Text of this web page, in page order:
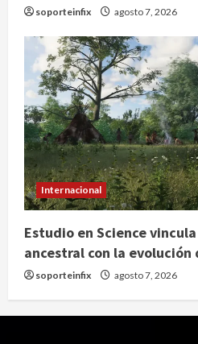
soporteinfix agosto 7, 2026
Internacional
Estudio en Science
ancestral con la evolución
soporteinfix agosto 7, 2026